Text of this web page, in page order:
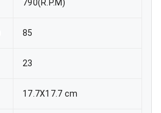
790(R.P.M)
85
23
17.7X17.7 cm